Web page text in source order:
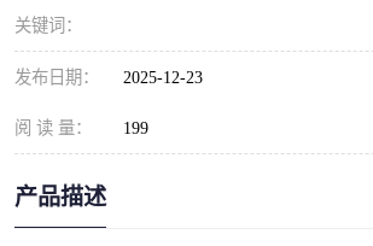
关键词：
发布日期： 2025-12-23
阅 读 量： 199
产品描述